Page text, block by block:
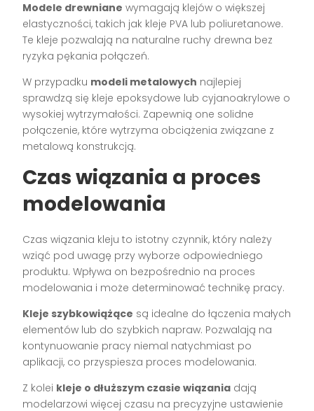
Modele drewniane wymagają klejów o większej
elastyczności, takich jak kleje PVA lub poliuretanowe.
Te kleje pozwalają na naturalne ruchy drewna bez
ryzyka pękania połączeń.
W przypadku modeli metalowych najlepiej
sprawdzą się kleje epoksydowe lub cyjanoakrylowe o
wysokiej wytrzymałości. Zapewnią one solidne
połączenie, które wytrzyma obciążenia związane z
metalową konstrukcją.
Czas wiązania a proces
modelowania
Czas wiązania kleju to istotny czynnik, który należy
wziąć pod uwagę przy wyborze odpowiedniego
produktu. Wpływa on bezpośrednio na proces
modelowania i może determinować technikę pracy.
Kleje szybkowiążące są idealne do łączenia małych
elementów lub do szybkich napraw. Pozwalają na
kontynuowanie pracy niemal natychmiast po
aplikacji, co przyspiesza proces modelowania.
Z kolei kleje o dłuższym czasie wiązania dają
modelarzowi więcej czasu na precyzyjne ustawienie